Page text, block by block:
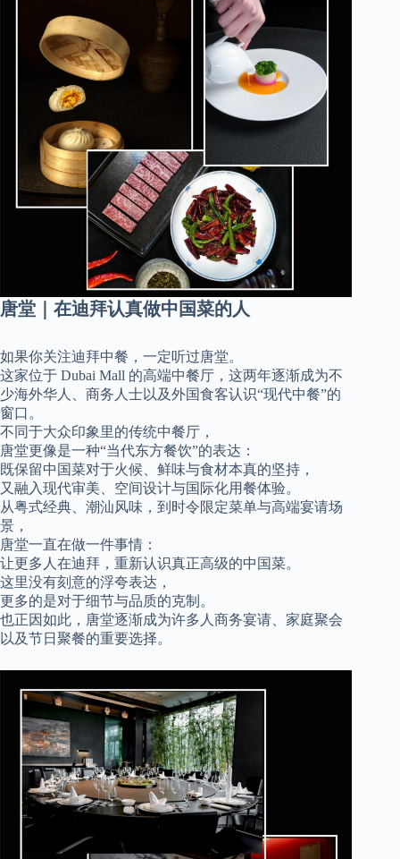
唐堂｜在迪拜认真做中国菜的人
如果你关注迪拜中餐，一定听过唐堂。
这家位于 Dubai Mall 的高端中餐厅，这两年逐渐成为不
少海外华人、商务人士以及外国食客认识“现代中餐”的
窗口。
不同于大众印象里的传统中餐厅，
唐堂更像是一种“当代东方餐饮”的表达：
既保留中国菜对于火候、鲜味与食材本真的坚持，
又融入现代审美、空间设计与国际化用餐体验。
从粤式经典、潮汕风味，到时令限定菜单与高端宴请场
景，
唐堂一直在做一件事情：
让更多人在迪拜，重新认识真正高级的中国菜。
这里没有刻意的浮夸表达，
更多的是对于细节与品质的克制。
也正因如此，唐堂逐渐成为许多人商务宴请、家庭聚会
以及节日聚餐的重要选择。